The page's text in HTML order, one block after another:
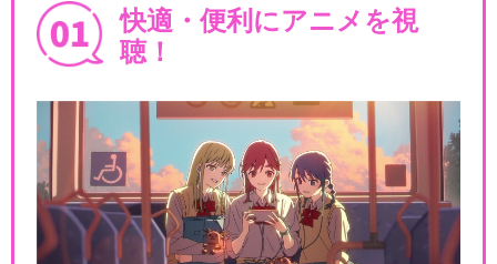
快適・便利にアニメを視
聴！